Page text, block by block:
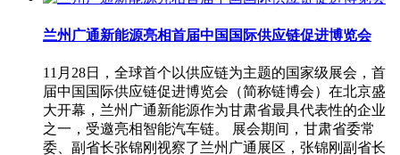
兰州广通新能源亮相首届中国国际供应链促进博览会
11月28日，全球首个以供应链为主题的国家级展会，首
届中国国际供应链促进博览会（简称链博会）在北京盛
大开幕，兰州广通新能源作为甘肃省最具代表性的企业
之一，受邀亮相智能汽车链。 展会期间，甘肃省委常
委、副省长张锦刚视察了兰州广通展区，张锦刚副省长